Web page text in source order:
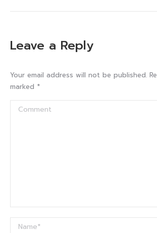
Leave a Reply
Your email address will not be published.
marked *
Comment
Name *